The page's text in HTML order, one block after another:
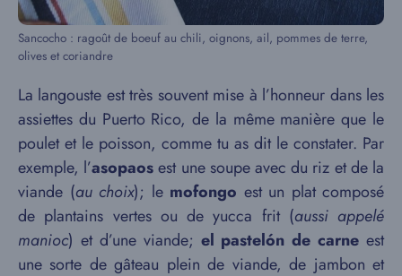
Sancocho : ragoût de boeuf au chili, oignons, ail, pommes de terre,
olives et coriandre
La langouste est très souvent mise à l’honneur dans les
assiettes du Puerto Rico, de la même manière que le
poulet et le poisson, comme tu as dit le constater. Par
exemple, l’asopaosest une soupe avec du riz et de la
viande (au choix); le mofongo est un plat composé
de plantains vertes ou de yucca frit (aussi appelé
manioc) et d’une viande; el pastelón de carne est
une sorte de gâteau plein de viande, de jambon et